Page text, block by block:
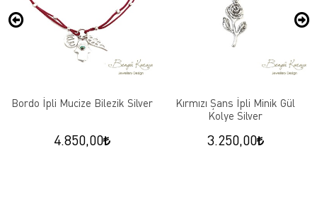
Bordo İpli Mucize Bilezik Silver
4.850,00
Kırmızı Şans İpli Minik Gül
Kolye Silver
3.250,00